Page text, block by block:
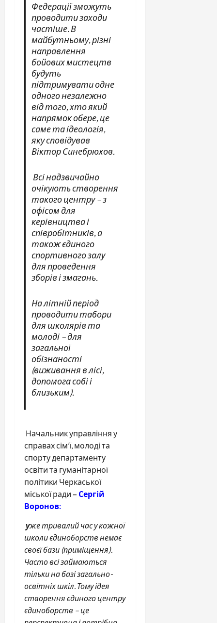
Федерації зможуть
проводити заходи
частіше. В
майбутньому, різні
направлення
бойових мистецтв
будуть
підтримувати одне
одного незалежно
від того, хто який
напрямок обере, це
саме та ідеологія,
яку сповідував
Віктор Синебрюхов.
Всінадзвичайно
очікують створення
такого центру – з
офісом для
керівництва і
співробітників, а
також єдиного
спортивного залу
для проведення
зборів і змагань.
На літній період
проводити табори
для школярів та
молоді – для
загальної
обізнаності
(виживання в лісі,
допомога собі і
близьким).
Начальник управління у
справах сім’ї, молоді та
спорту департаменту
освіти та гуманітарної
політики Черкаської
міської ради – Сергій
Воронов:
уже тривалий час у кожної
школи єдиноборств немає
своєї бази (приміщення).
Часто всі займаються
тільки на базі загально-
освітніх шкіл. Тому ідея
створення єдиного центру
єдиноборств – це